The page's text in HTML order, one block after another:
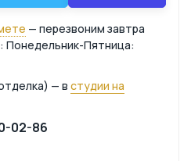
— перезвоним завтра
Понедельник-Пятница:
— в студии на
02-86